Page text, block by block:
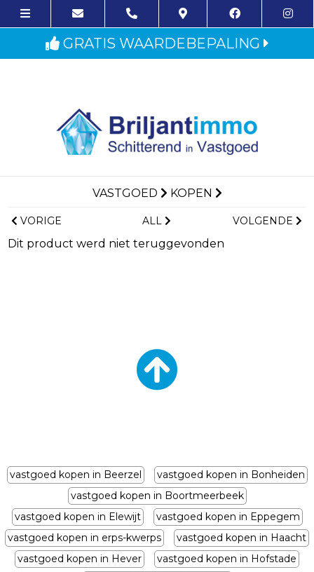
GRATIS WAARDEBEPALING
VASTGOED KOPEN
VORIGE ALL VOLGENDE
Dit product werd niet teruggevonden
vastgoed kopen in Beerzel
vastgoed kopen in Bonheiden
vastgoed kopen in Boortmeerbeek
vastgoed kopen in Elewijt
vastgoed kopen in Eppegem
vastgoed kopen in erps-kwerps
vastgoed kopen in Haacht
vastgoed kopen in Hever
vastgoed kopen in Hofstade